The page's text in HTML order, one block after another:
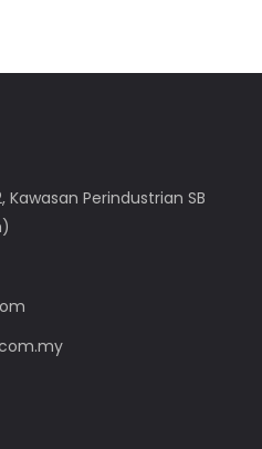
Kawasan Perindustrian SB